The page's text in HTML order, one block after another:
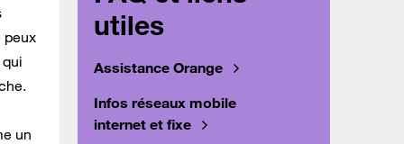
peux
un
utiles
Assistance Orange
Infos réseaux mobile
internet et fixe